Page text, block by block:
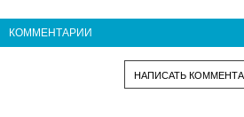
КОММЕНТАРИИ
НАПИСАТЬ